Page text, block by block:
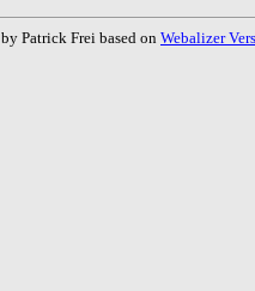
by Patrick Frei based on Webalizer